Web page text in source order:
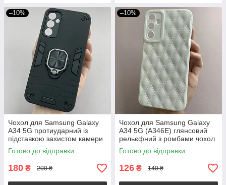
–10%
Чохол для Samsung Galaxy
A34 5G протиударний із
підставкою захистом камери
на самсунг а34 5г чорний q4l
Готово до відправки
180 ₴ 200 ₴
–10%
Чохол для Samsung Galaxy
A34 5G (A346E) глянсовий
рельєфний з ромбами чохол
на самсунг а34 5г білий f0k
Готово до відправки
126 ₴ 140 ₴